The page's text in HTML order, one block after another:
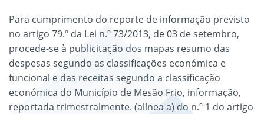
Para cumprimento do reporte de informação previsto
no artigo 79.º da Lei n.º 73/2013, de 03 de setembro,
procede-se à publicitação dos mapas resumo das
despesas segundo as classificações económica e
funcional e das receitas segundo a classificação
económica do Município de Mesão Frio, informação,
reportada trimestralmente. (alínea a) do n.º 1 do artigo